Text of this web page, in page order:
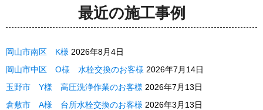
最近の施工事例
岡山市南区 K様 2026年8月4日
岡山市中区 O様 水栓交換のお客様 2026年7月14日
玉野市 Y様 高圧洗浄作業のお客様 2026年7月13日
倉敷市 A様 台所水栓交換のお客様 2026年3月13日